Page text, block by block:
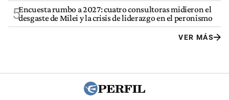
5Encuesta rumbo a 2027: cuatro consultoras midieron el
desgaste de Milei y la crisis de liderazgo en el peronismo
VER MÁS